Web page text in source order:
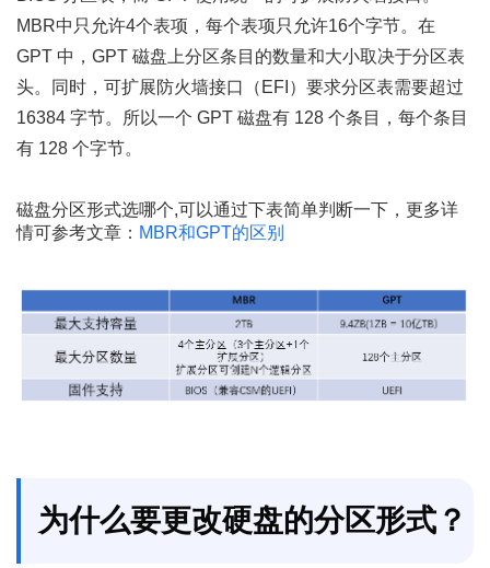
MBR中只允许4个表项，每个表项只允许16个字节。在
GPT 中，GPT 磁盘上分区条目的数量和大小取决于分区表
头。同时，可扩展防火墙接口（EFI）要求分区表需要超过
16384 字节。所以一个 GPT 磁盘有 128 个条目，每个条目
有 128 个字节。
磁盘分区形式选哪个,可以通过下表简单判断一下，更多详
情可参考文章： MBR和GPT的区别
为什么要更改硬盘的分区形式？